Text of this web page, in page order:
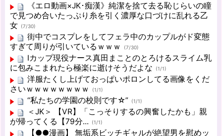
《エロ動画×JK･痴漢》純潔を捨て去る恥じらいの瞳
で見つめ合いたっぷり糸を引く濃厚な口づけに乱れる乙
女 (7/30)
街中でコスプレをしてフェラ中のカップルがド変態
すぎて周りが引いているｗｗｗ
(7/30)
Iカップ現役ナース真田まことのとろけるスライム乳
に包みこまれたら極楽に逝けそうだよな
(1/1)
洋服たくし上げておっぱいポロンしてる画像をくだ
さいｗｗｗｗｗｗｗｗ
(1/1)
“私たちの学園の校則です☆” (1/1)
＜JK＞ 【VR】「こっそりするの興奮したかも」親
が帰ってくる【79分...
(1/1)
【●●漫画】 無垢系ビッチギャルが絶望男を慰めッ